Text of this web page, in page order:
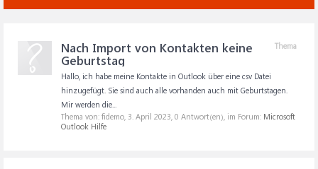
Thema
Nach Import von Kontakten keine
Geburtstag
Hallo, ich habe meine Kontakte in Outlook über eine csv Datei
hinzugefügt. Sie sind auch alle vorhanden auch mit Geburtstagen.
Mir werden die...
Thema von: fidemo, 3. April 2023, 0 Antwort(en), im Forum: Microsoft
Outlook Hilfe